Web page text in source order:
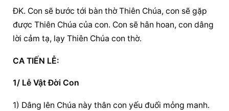
ĐK. Con sẽ bước tới bàn thờ Thiên Chúa, con sẽ gặp
được Thiên Chúa của con. Con sẽ hân hoan, con dâng
lời cảm tạ, lạy Thiên Chúa con thờ.
CA TIẾN LỄ:
1/ Lễ Vật Đời Con
1) Dâng lên Chúa này thân con yếu đuối mỏng manh.